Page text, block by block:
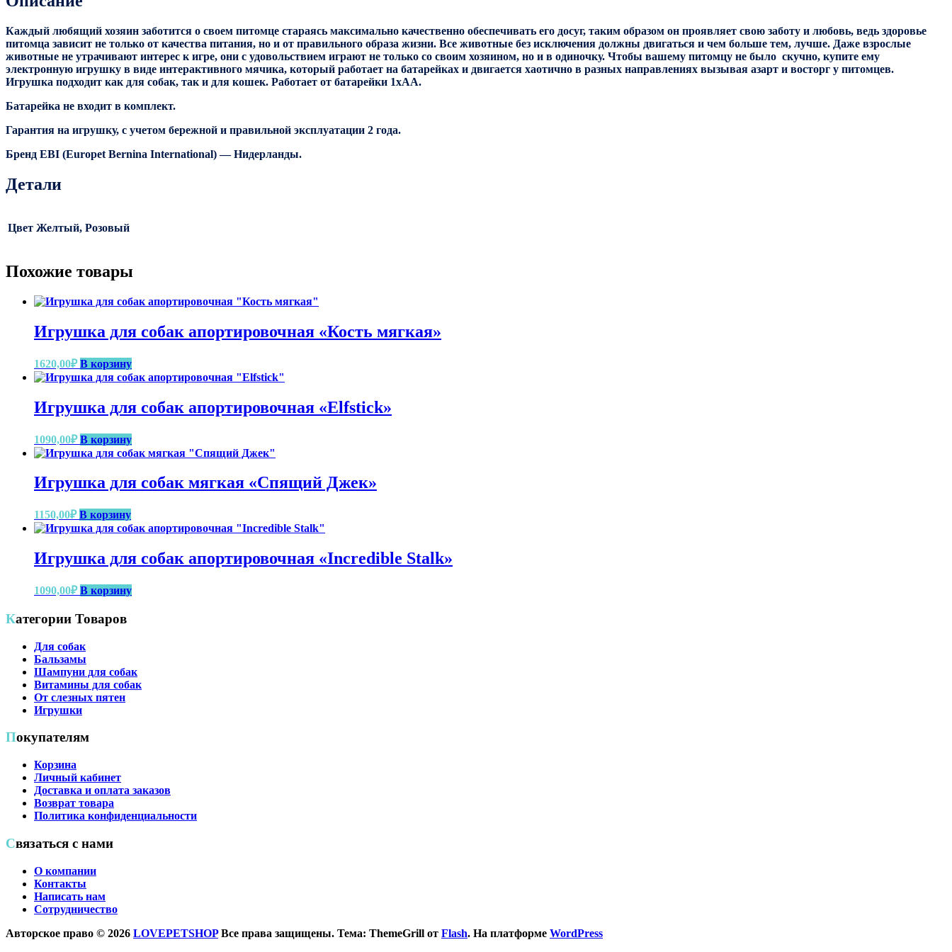
Каждый любящий хозяин заботится о своем питомце стараясь максимально качественно обеспечивать его досуг, таким образом он проявляет свою заботу и любовь, ведь здоровье
питомца зависит не только от качества питания, но и от правильного образа жизни. Все животные без исключения должны двигаться и чем больше тем, лучше. Даже взрослые
животные не утрачивают интерес к игре, они с удовольствием играют не только со своим хозяином, но и в одиночку. Чтобы вашему питомцу не было скучно, купите ему
электронную игрушку в виде интерактивного мячика, который работает на батарейках и двигается хаотично в разных направлениях вызывая азарт и восторг у питомцев.
Игрушка подходит как для собак, так и для кошек. Работает от батарейки 1хАА.
Батарейка не входит в комплект.
Гарантия на игрушку, с учетом бережной и правильной эксплуатации 2 года.
Бренд EBI (Europet Bernina International) — Нидерланды.
Детали
Цвет Желтый, Розовый
Похожие товары
Игрушка для собак апортировочная «Кость мягкая»
1620,00₽ В корзину
Игрушка для собак апортировочная «Elfstick»
1090,00₽ В корзину
Игрушка для собак мягкая «Спящий Джек»
1150,00₽ В корзину
Игрушка для собак апортировочная «Incredible Stalk»
1090,00₽ В корзину
Категории Товаров
Для собак
Бальзамы
Шампуни для собак
Витамины для собак
От слезных пятен
Игрушки
Покупателям
Корзина
Личный кабинет
Доставка и оплата заказов
Возврат товара
Политика конфиденциальности
Связаться с нами
О компании
Контакты
Написать нам
Сотрудничество
Авторское право © 2026 LOVEPETSHOPВсе права защищены. Тема: ThemeGrill от Flash. На платформе WordPress